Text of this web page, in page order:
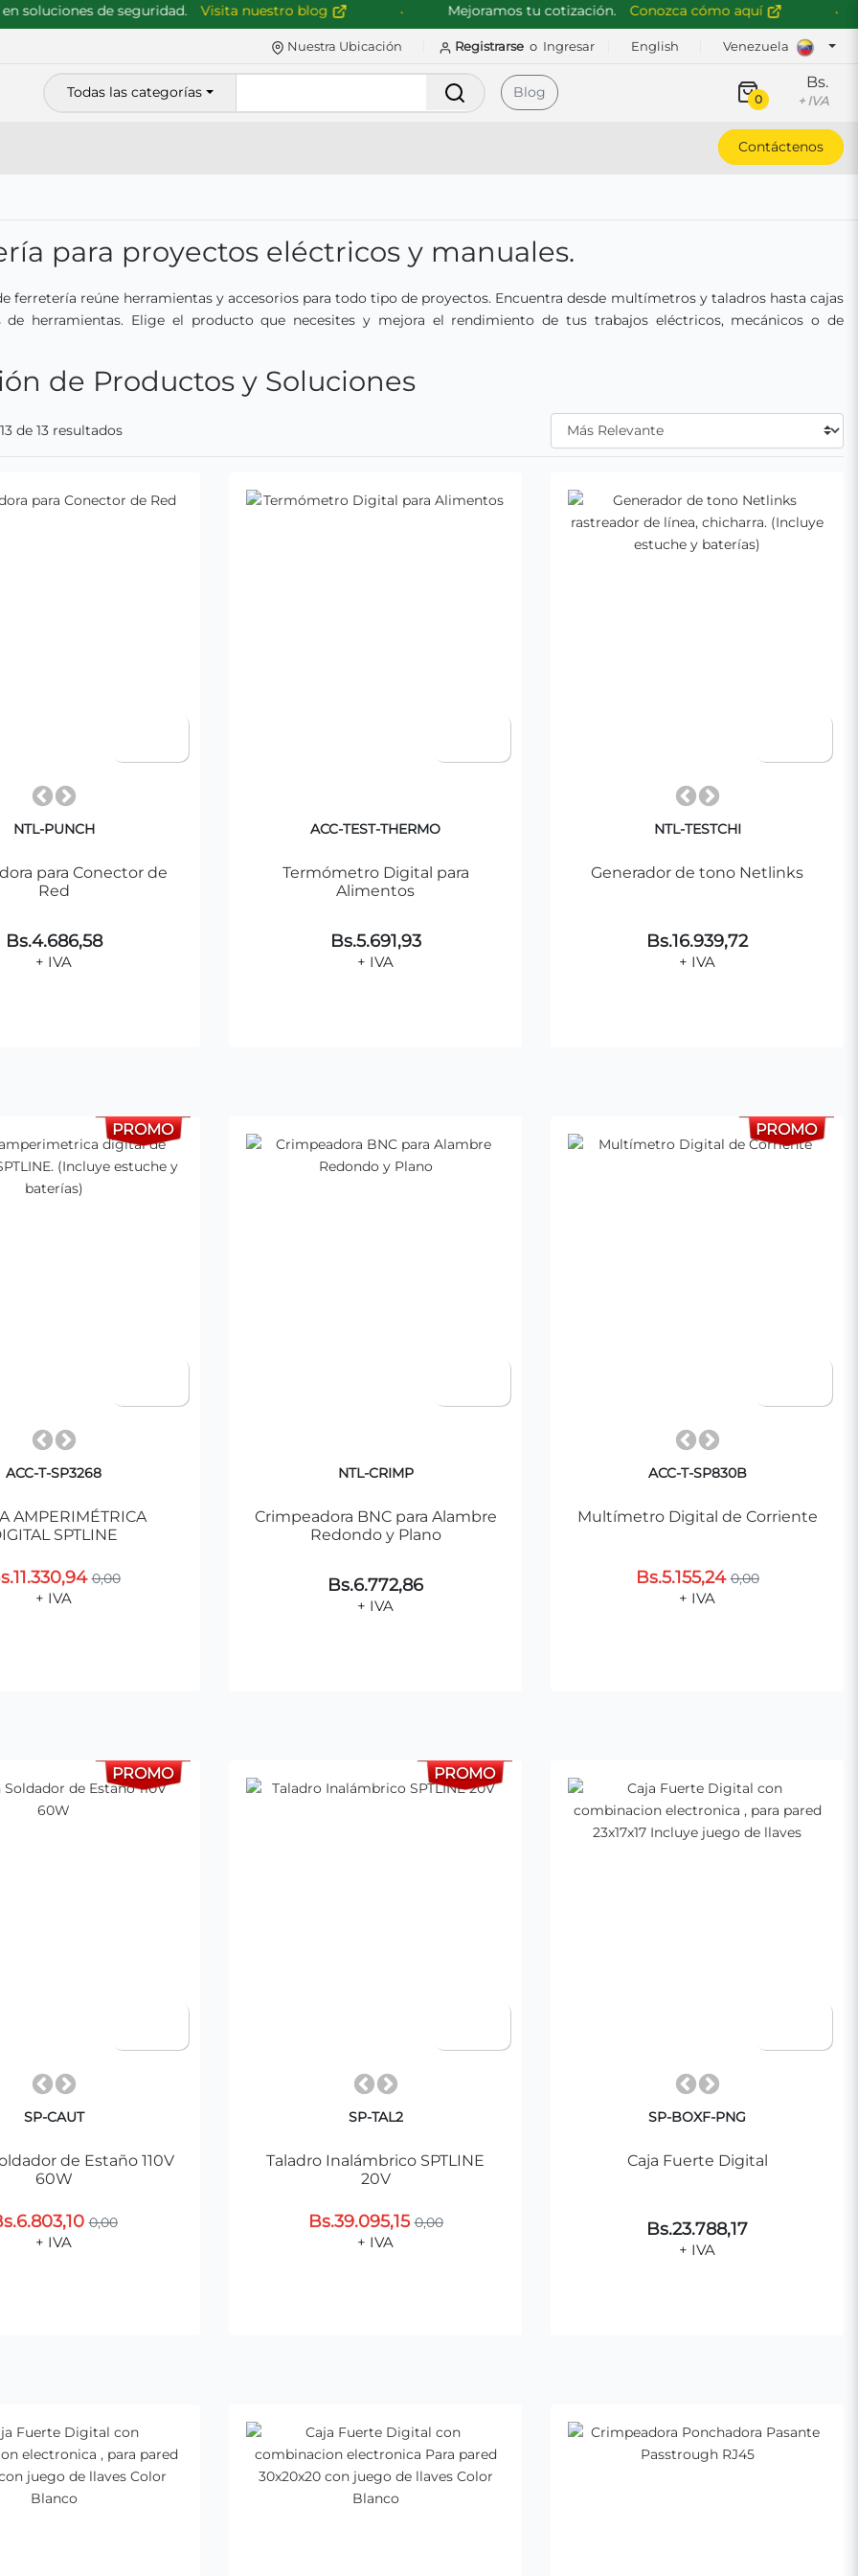
Mejoramos tu cotización. Conozca cómo aquí
de seguridad. Visita nuestro blog
Nuestra Ubicación Registrarse o Ingresar English Venezuela
Todas las categorías Buscar Blog 0
Bs.
+ IVA
Contáctenos
para proyectos eléctricos y manuales.
ferretería reúne herramientas y accesorios para todo tipo de proyectos. Encuentra desde multímetros y taladros hasta cajas
herramientas. Elige el producto que necesites y mejora el rendimiento de tus trabajos eléctricos, mecánicos o de
de Productos y Soluciones
de 13 resultados Filtrar Por
NTL-PUNCH
para Conector de
Red
Bs.4.686,58
+ IVA
ACC-TEST-THERMO
Termómetro Digital para
Alimentos
Bs.5.691,93
+ IVA
NTL-TESTCHI
Generador de tono Netlinks
Bs.16.939,72
+ IVA
PROMO
ACC-T-SP3268
AMPERIMÉTRICA
SPTLINE
0,00
+ IVA
NTL-CRIMP
Crimpeadora BNC para Alambre
Redondo y Plano
Bs.6.772,86
+ IVA
PROMO
ACC-T-SP830B
Multímetro Digital de Corriente
Bs.5.155,240,00
+ IVA
PROMO
SP-CAUT
de Estaño 110V
60W
0,00
+ IVA
PROMO
SP-TAL2
Taladro Inalámbrico SPTLINE
20V
Bs.39.095,150,00
+ IVA
SP-BOXF-PNG
Caja Fuerte Digital
Bs.23.788,17
+ IVA